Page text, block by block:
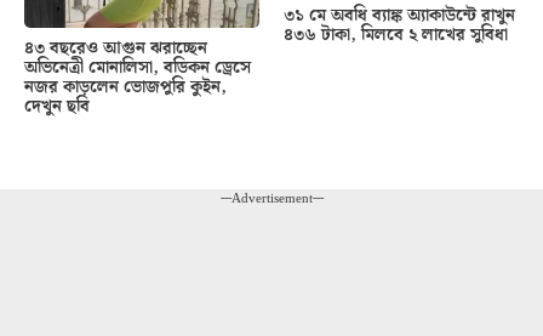
৪৩ বছরেও আগুন ঝরাচ্ছেন
অভিনেত্রী মোনালিসা, বডিকন ড্রেসে
নজর কাড়লেন ভোজপুরি কুইন,
দেখুন ছবি
৩১ মে অবধি ব্যাঙ্ক অ্যাকাউন্টে রাখুন
৪৩৬ টাকা, মিলবে ২ লাখের সুবিধা
---Advertisement---